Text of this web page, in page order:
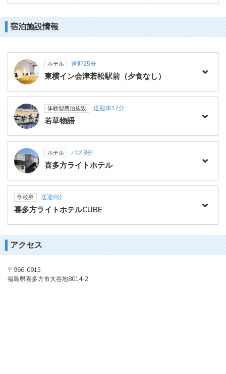
宿泊施設情報
ホテル 送迎25分
東横イン会津若松駅前（夕食なし）
体験型農泊施設 送迎車17分
若草物語
ホテル バス8分
喜多方ライトホテル
学校寮 送迎8分
喜多方ライトホテルCUBE
アクセス
〒966-0915
福島県喜多方市大谷地8014-2